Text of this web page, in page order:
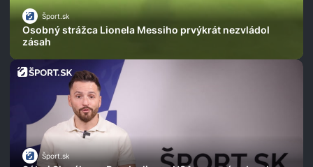
Šport.sk
Osobný strážca Lionela Messiho prvýkrát nezvládol
zásah
Šport.sk